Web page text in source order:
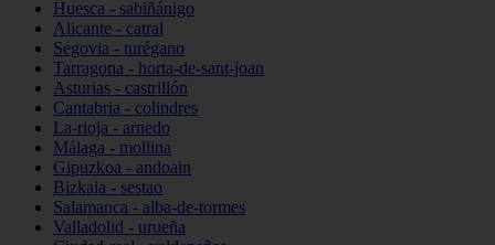
Huesca - sabiñánigo
Alicante - catral
Segovia - turégano
Tarragona - horta-de-sant-joan
Asturias - castrillón
Cantabria - colindres
La-rioja - arnedo
Málaga - mollina
Gipuzkoa - andoain
Bizkaia - sestao
Salamanca - alba-de-tormes
Valladolid - urueña